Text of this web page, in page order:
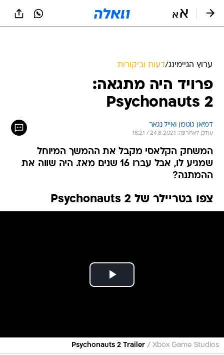
ערוץ הגיימינג/דעות וביקורות
פרויד היה מתגאה:
Psychonauts 2
דמיאן גוטמן ואייל נגאר
עודכן לאחרונה: 24.8.2021 / 18:21
המשחק הקלאסי מקבל את ההמשך המיוחל
שמגיע לו, אבל עברו 16 שנים מאז. היה שווה את
ההמתנה?
צפו בטריילר של Psychonauts 2
Psychonauts 2 Trailer / Xbox Game Studios